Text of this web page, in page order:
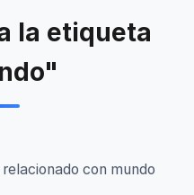
la etiqueta
con mundo